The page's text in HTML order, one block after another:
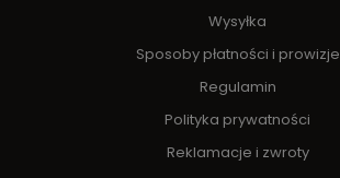
Wysyłka
Sposoby płatności i prowizje
Regulamin
Polityka prywatności
Reklamacje i zwroty